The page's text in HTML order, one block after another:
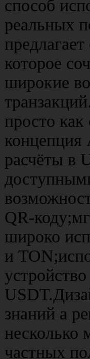
способ
реальных
которое
широкие
просто
концепция
расчёты в
QR-
широко
и
знаний а
несколько
частных